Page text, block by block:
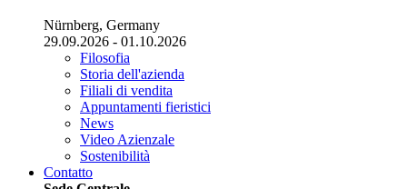
Nürnberg, Germany
29.09.2026 - 01.10.2026
Filosofia
Storia dell'azienda
Filiali di vendita
Appuntamenti fieristici
News
Video Azienzale
Sostenibilità
Contatto